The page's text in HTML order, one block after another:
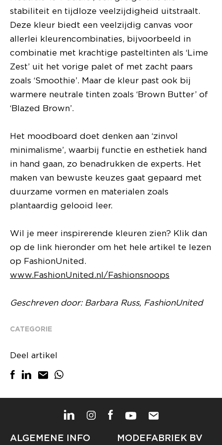
stabiliteit en tijdloze veelzijdigheid uitstraalt.
Deze kleur biedt een veelzijdig canvas voor
allerlei kleurencombinaties, bijvoorbeeld in
combinatie met krachtige pasteltinten als ‘Lime
Zest’ uit het vorige palet of met zacht paars
zoals ‘Smoothie’. Maar de kleur past ook bij
warmere neutrale tinten zoals ‘Brown Butter’ of
‘Blazed Brown’.
Het moodboard doet denken aan ‘zinvol
minimalisme’, waarbij functie en esthetiek hand
in hand gaan, zo benadrukken de experts. Het
maken van bewuste keuzes gaat gepaard met
duurzame vormen en materialen zoals
plantaardig gelooid leer.
Wil je meer inspirerende kleuren zien? Klik dan
op de link hieronder om het hele artikel te lezen
op FashionUnited.
www.FashionUnited.nl/Fashionsnoops
Geschreven door: Barbara Russ, FashionUnited
CATEGORIE
Deel artikel
ALGEMENE INFO MODEFABRIEK BV